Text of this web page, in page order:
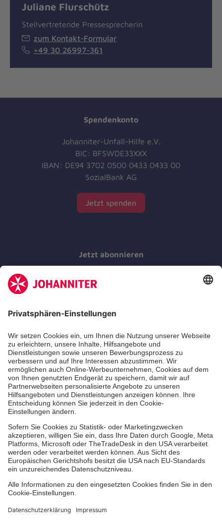
Juliane Flurschütz
Stellvertretende Pressesprecherin
zum Kontakt-Formular
+49 30 26997-361
Spendenkonto
Johanniter-Unfall-Hilfe e.V.
BIC: BFSWDE33XXX
IBAN: DE94 3702 0500 0433 0433 00
SozialBank AG
Jetzt spenden
Jetzt abonnieren
Abständen über unsere Arbeit.
Jetzt abonnieren
Zertifizierung der Johanniter-Unfall-Hilfe e.V.
Über uns
Vor Ort
Johanniter-Jugend